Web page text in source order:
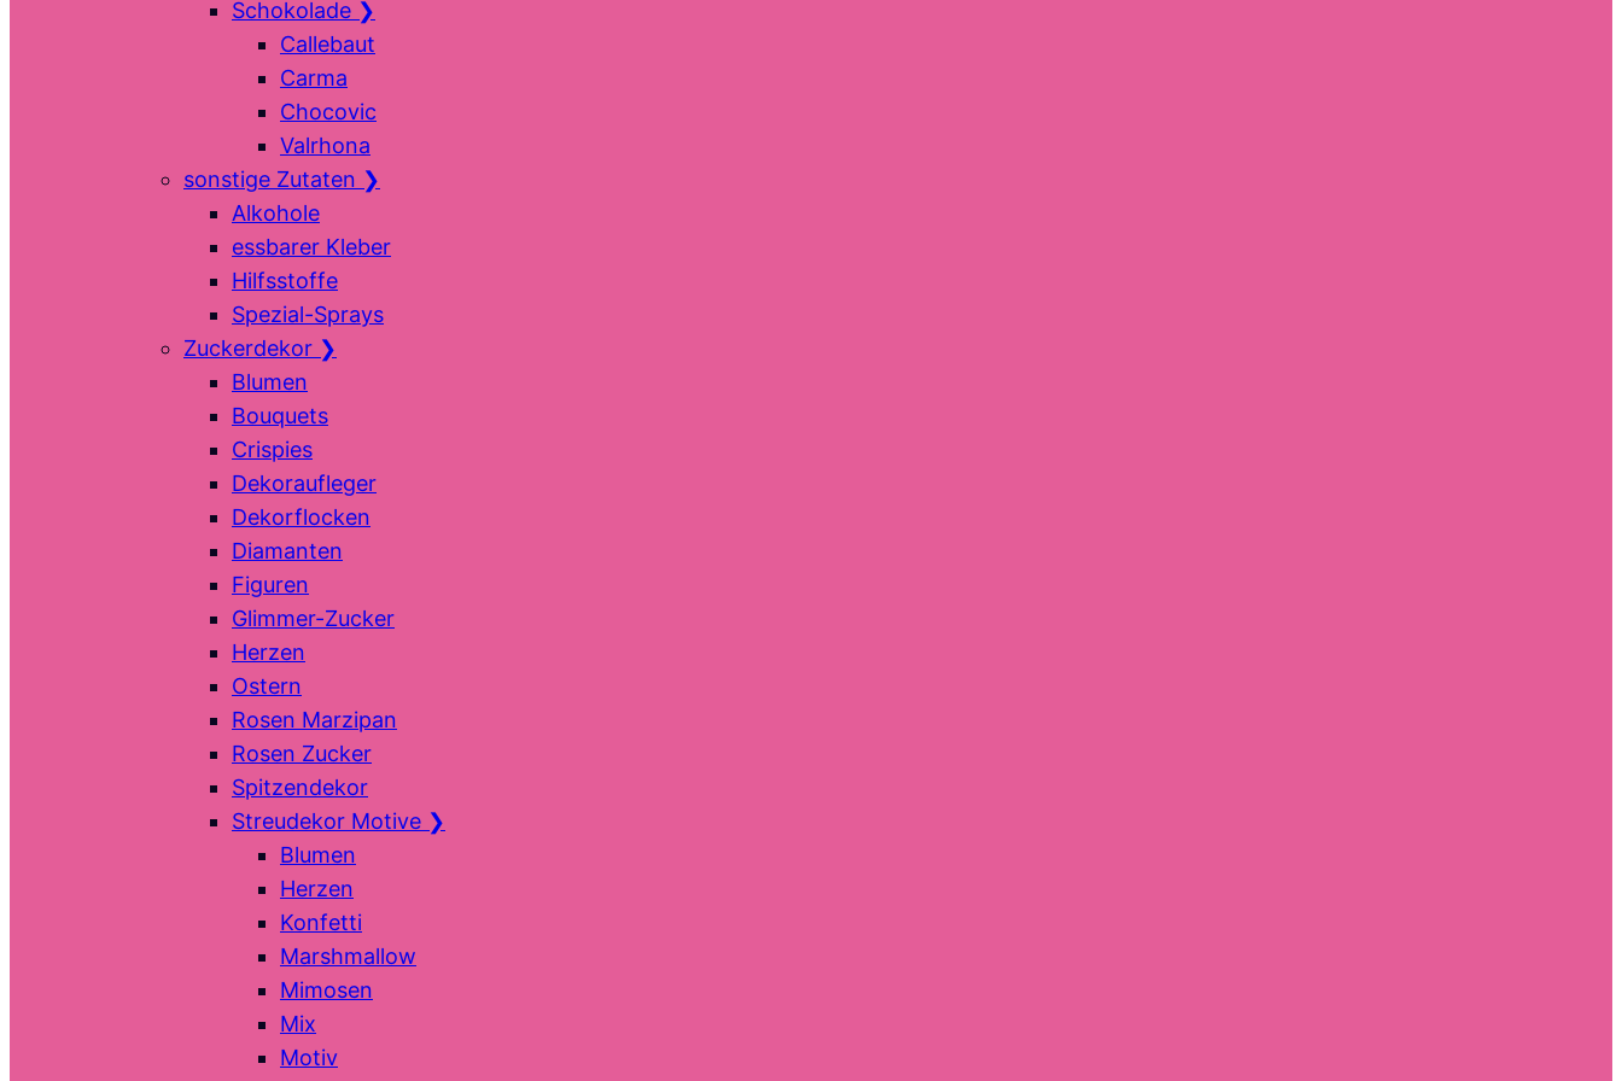
Schokolade ❯
Callebaut
Carma
Chocovic
Valrhona
sonstige Zutaten ❯
Alkohole
essbarer Kleber
Hilfsstoffe
Spezial-Sprays
Zuckerdekor ❯
Blumen
Bouquets
Crispies
Dekoraufleger
Dekorflocken
Diamanten
Figuren
Glimmer-Zucker
Herzen
Ostern
Rosen Marzipan
Rosen Zucker
Spitzendekor
Streudekor Motive ❯
Blumen
Herzen
Konfetti
Marshmallow
Mimosen
Mix
Motiv